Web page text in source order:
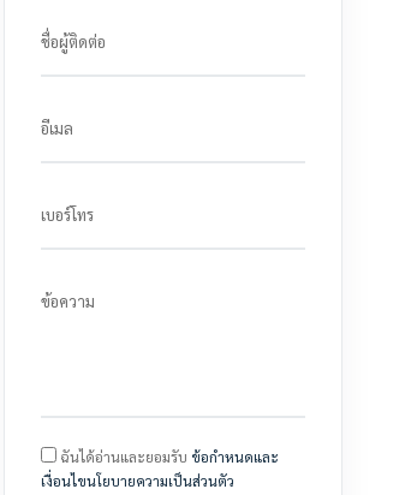
ชื่อผู้ติดต่อ
อีเมล
เบอร์โทร
ข้อความ
ฉันได้อ่านและยอมรับ ข้อกำหนดและ
เงื่อนไขนโยบายความเป็นส่วนตัว